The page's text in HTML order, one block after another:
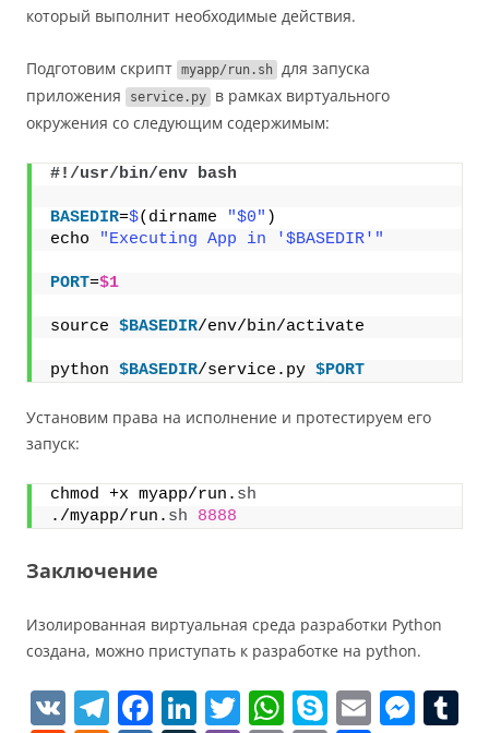
который выполнит необходимые действия.
Подготовим скрипт myapp/run.sh для запуска
приложения
service.py
в рамках виртуального
окружения со следующим содержимым:
#!/usr/bin/env bash
BASEDIR=$(dirname "$0" )
echo
"Executing App in '$BASEDIR'"
PORT=$1
source $BASEDIR/env/bin/activate
python $BASEDIR/service.py $PORT
Установим права на исполнение и протестируем его
запуск:
chmod +x myapp/run. sh
./myapp/run. sh 8888
Заключение
Изолированная виртуальная среда разработки Python
создана, можно приступать к разработке на python.
V T F Li T W S E M